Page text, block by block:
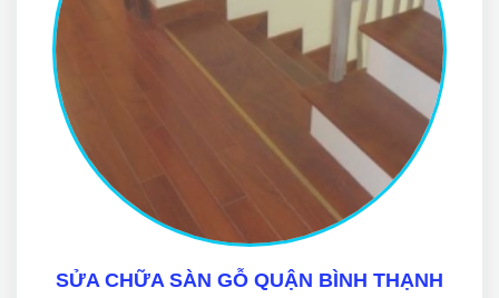
SỬA CHỮA SÀN GỖ QUẬN BÌNH THẠNH